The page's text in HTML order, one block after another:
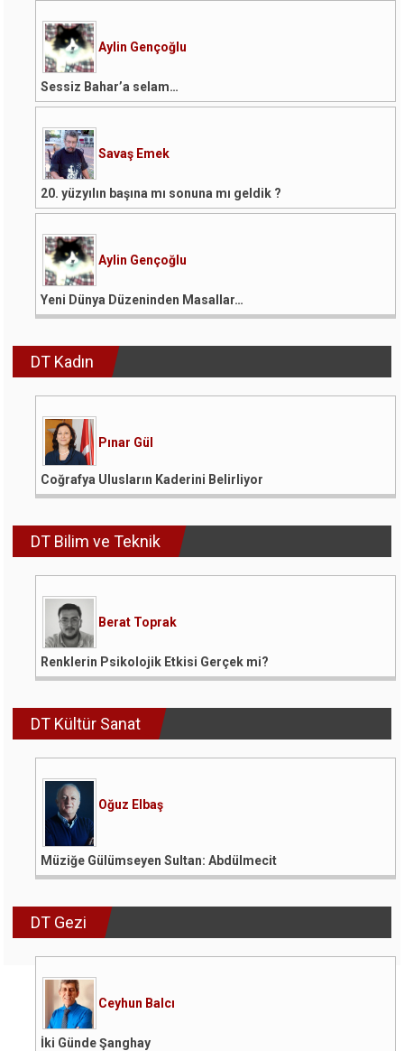
Aylin Gençoğlu
Sessiz Bahar’a selam…
Savaş Emek
20. yüzyılın başına mı sonuna mı geldik ?
Aylin Gençoğlu
Yeni Dünya Düzeninden Masallar…
DT Kadın
Pınar Gül
Coğrafya Ulusların Kaderini Belirliyor
DT Bilim ve Teknik
Berat Toprak
Renklerin Psikolojik Etkisi Gerçek mi?
DT Kültür Sanat
Oğuz Elbaş
Müziğe Gülümseyen Sultan: Abdülmecit
DT Gezi
Ceyhun Balcı
İki Günde Şanghay